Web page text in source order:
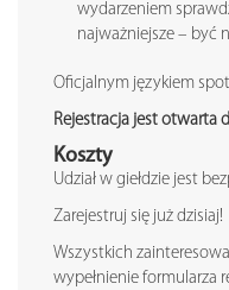
wydarzeniem
najważniejsze – być
Oficjalnym językiem
Rejestracja jest otwarta
Koszty
Udział w giełdzie jest
Zarejestruj się już dzisiaj!
Wszystkich
wypełnienie formularza